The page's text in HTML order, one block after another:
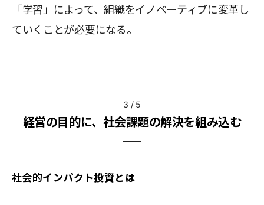
「学習」によって、組織をイノベーティブに変革し
ていくことが必要になる。
3 / 5
経営の目的に、社会課題の解決を組み込む
社会的インパクト投資とは